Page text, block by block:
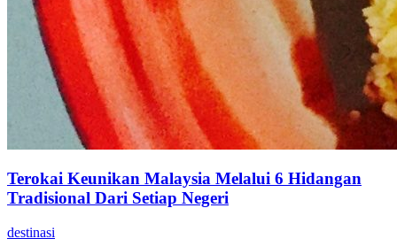
Terokai Keunikan Malaysia Melalui 6 Hidangan
Tradisional Dari Setiap Negeri
destinasi